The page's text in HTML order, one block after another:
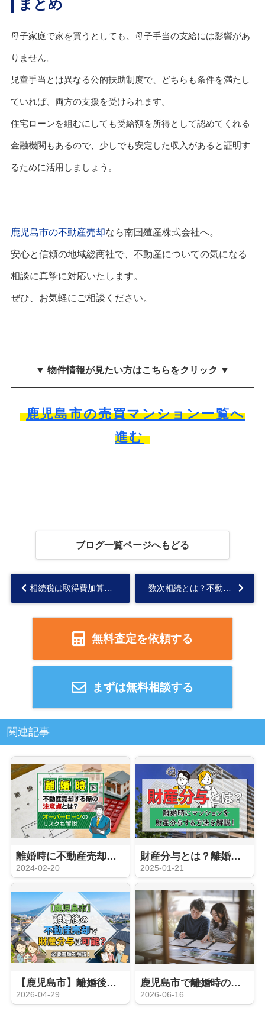
まとめ
母子家庭で家を買うとしても、母子手当の支給には影響があ
りません。
児童手当とは異なる公的扶助制度で、どちらも条件を満たし
ていれば、両方の支援を受けられます。
住宅ローンを組むにしても受給額を所得として認めてくれる
金融機関もあるので、少しでも安定した収入があると証明す
るために活用しましょう。
鹿児島市の不動産売却なら南国殖産株式会社へ。
安心と信頼の地域総商社で、不動産についての気になる
相談に真摯に対応いたします。
ぜひ、お気軽にご相談ください。
▼ 物件情報が見たい方はこちらをクリック ▼
鹿児島市の売買マンション一覧へ
進む
ブログ一覧ページへもどる
相続税は取得費加算の特例により節税できる！併用可能な特例についても解説...
無料査定を依頼する
まずは無料相談する
関連記事
離婚時に不動産売却する際の注意点とは？オーバーローンのリスクも解説
2024-02-20
財産分与とは？離婚時にマンションを財産分与する方法を解説！
2025-01-21
【鹿児島市】離婚後の不動産売却で財産分与は可能？必要書類を解説！
2026-04-29
鹿児島市で離婚時の不動産売却はいつがよい？売るタイミングと判断のポイントを解説
2026-06-16